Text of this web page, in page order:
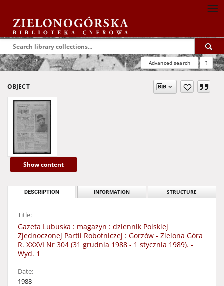
Advanced search ?
OBJECT
Show content
DESCRIPTION INFORMATION STRUCTURE
Title:
Gazeta Lubuska : magazyn : dziennik Polskiej
Zjednoczonej Partii Robotniczej : Gorzów - Zielona Góra
R. XXXVI Nr 304 (31 grudnia 1988 - 1 stycznia 1989). -
Wyd. 1
Date:
1988